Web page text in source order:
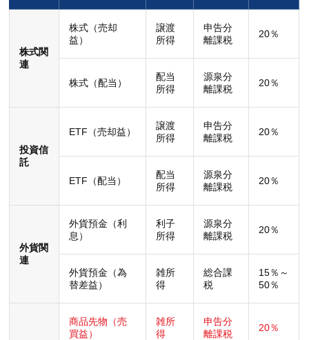
株式関
連
株式（売却
益）
譲渡
所得
申告分
離課税
20％
株式（配当）
配当
所得
源泉分
離課税
20％
投資信
託
ETF（売却益）
譲渡
所得
申告分
離課税
20％
ETF（配当）
配当
所得
源泉分
離課税
20％
外貨関
連
外貨預金（利
息）
利子
所得
源泉分
離課税
20％
外貨預金（為
替差益）
雑所
得
総合課
税
15％～
50％
商品先物（売
買益）
雑所
得
申告分
離課税
20％